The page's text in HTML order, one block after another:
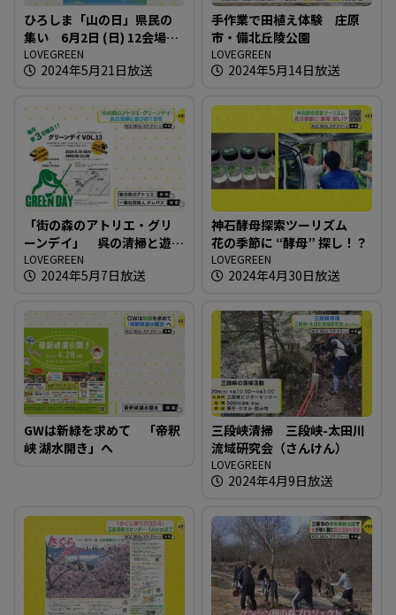
ひろしま「山の日」県民の
集い 6月2日 (日) 12会場で
開催
LOVEGREEN
2024年5月21日放送
手作業で田植え体験 庄原
市・備北丘陵公園
LOVEGREEN
2024年5月14日放送
「街の森のアトリエ・グリ
ーンデイ」 呉の清掃と遊
びの１日を
LOVEGREEN
2024年5月7日放送
神石酵母探索ツーリズム
花の季節に “酵母” 探し！？
LOVEGREEN
2024年4月30日放送
GWは新緑を求めて 「帝釈
峡 湖水開き」へ
三段峡清掃 三段峡-太田川
流域研究会（さんけん）
LOVEGREEN
2024年4月9日放送